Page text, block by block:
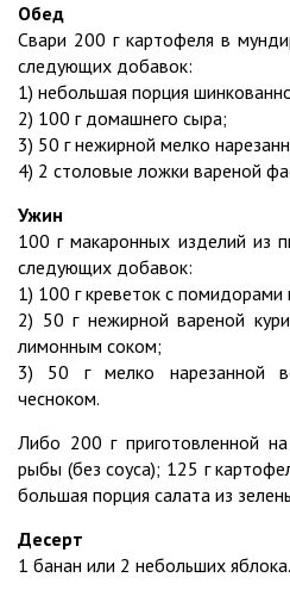
Обед
Свари 200 г картофеля в
следующих добавок:
1) небольшая порция
2) 100 г домашнего сыра;
3) 50 г нежирной мелко
4) 2 столовые ложки вареной
Ужин
100 г макаронных изделий из
следующих добавок:
1) 100 г креветок с помидорами
2) 50 г нежирной вареной
лимонным соком;
3) 50 г мелко нарезанной
чесноком.
Либо 200 г приготовленной
рыбы (без соуса); 125 г
большая порция салата из
Десерт
1 банан или 2 небольших яблока.